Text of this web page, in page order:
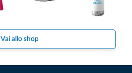
Vai allo shop